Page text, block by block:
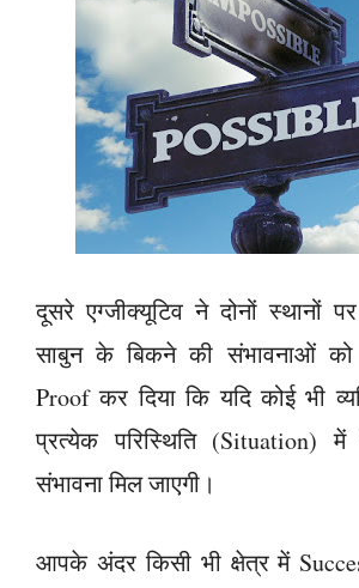
दूसरे एग्जीक्यूटिव ने दोनों स्थानों
साबुन के बिकने की संभावनाओं
Proof कर दिया कि यदि कोई भी
प्रत्येक परिस्थिति (Situation)
संभावना मिल जाएगी।
आपके अंदर किसी भी क्षेत्र में